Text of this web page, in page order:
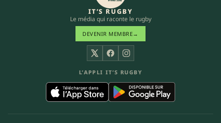
IT’S RUGBY
Le média qui raconte le rugby
DEVENIR MEMBRE→
X FacebookInstagram
L’APPLI IT’S RUGBY